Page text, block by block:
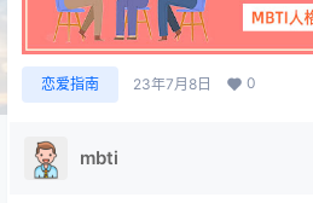
恋爱指南 23年7月8日 0
mbti